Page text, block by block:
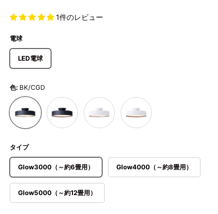
1件のレビュー
電球
LED電球
色: BK/CGD
BK/CGD BK/LW WH/CGD WH/LW
タイプ
Glow3000（～約6畳用） Glow4000（～約8畳用）
Glow5000（～約12畳用）